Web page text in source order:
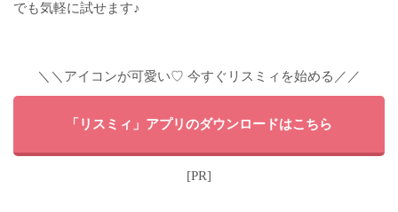
でも気軽に試せます♪
＼＼アイコンが可愛い♡ 今すぐリスミィを始める／／
「リスミィ」アプリのダウンロードはこちら
[PR]